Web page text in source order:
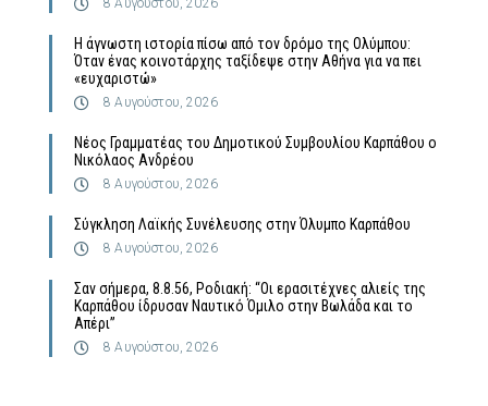
8 Αυγούστου, 2026
Η άγνωστη ιστορία πίσω από τον δρόμο της Ολύμπου:
Όταν ένας κοινοτάρχης ταξίδεψε στην Αθήνα για να πει
«ευχαριστώ»
8 Αυγούστου, 2026
Νέος Γραμματέας του Δημοτικού Συμβουλίου Καρπάθου ο
Νικόλαος Ανδρέου
8 Αυγούστου, 2026
Σύγκληση Λαϊκής Συνέλευσης στην Όλυμπο Καρπάθου
8 Αυγούστου, 2026
Σαν σήμερα, 8.8.56, Ροδιακή: “Οι ερασιτέχνες αλιείς της
Καρπάθου ίδρυσαν Ναυτικό Όμιλο στην Βωλάδα και το
Απέρι”
8 Αυγούστου, 2026